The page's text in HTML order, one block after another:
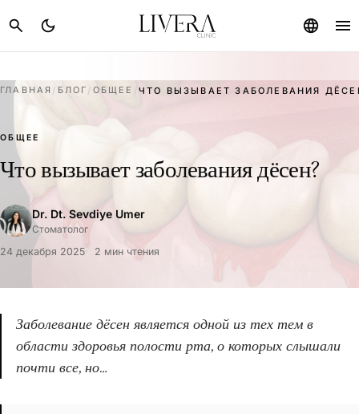
search dark_mode language menu
ГЛАВНАЯ / БЛОГ / ОБЩЕЕ /ЧТО ВЫЗЫВАЕТ ЗАБОЛЕВАНИЯ
ОБЩЕЕ
Что вызывает заболевания дёсен?
Dr. Dt. Sevdiye Umer
Стоматолог
24 декабря 2025
2 мин чтения
Заболевание дёсен является одной из тех тем в
области здоровья полости рта, о которых слышали
почти все, но…